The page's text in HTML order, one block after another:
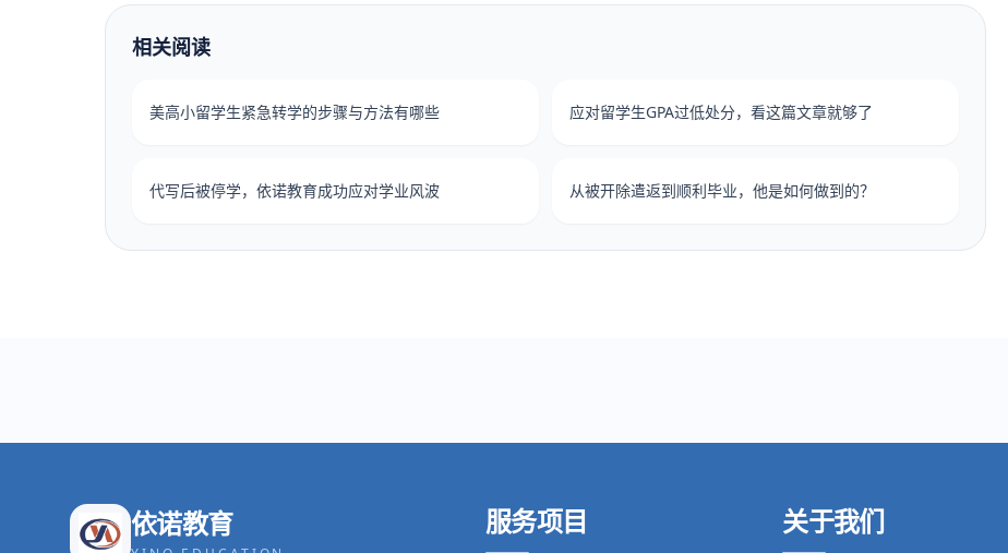
相关阅读
美高小留学生紧急转学的步骤与方法有哪些 应对留学生GPA过低处分，看这篇文章就够了
代写后被停学，依诺教育成功应对学业风波 从被开除遣返到顺利毕业，他是如何做到的？
依诺教育 服务项目 关于我们